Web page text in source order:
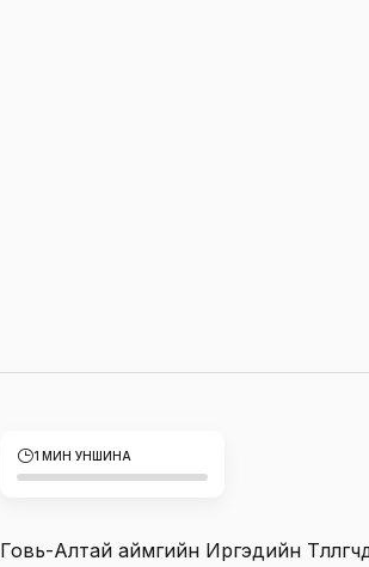
1 МИН УНШИНА
Говь-Алтай аймгийн Иргэдийн